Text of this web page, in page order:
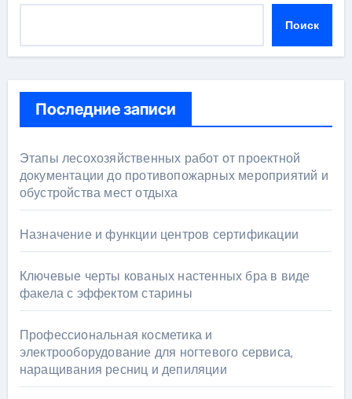
Поиск
Последние записи
Этапы лесохозяйственных работ от проектной
документации до противопожарных мероприятий и
обустройства мест отдыха
Назначение и функции центров сертификации
Ключевые черты кованых настенных бра в виде
факела с эффектом старины
Профессиональная косметика и
электрооборудование для ногтевого сервиса,
наращивания ресниц и депиляции